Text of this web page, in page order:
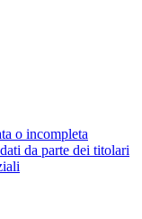
o incompleta
da parte dei titolari